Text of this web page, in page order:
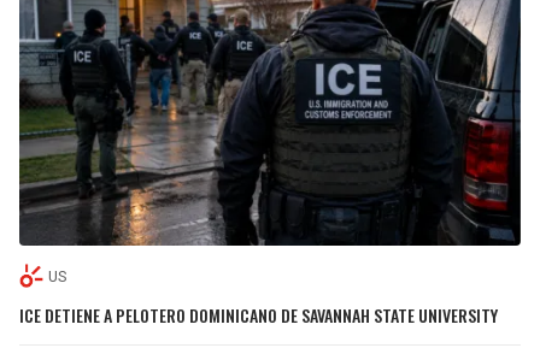
US
ICE DETIENE A PELOTERO DOMINICANO DE SAVANNAH STATE UNIVERSITY